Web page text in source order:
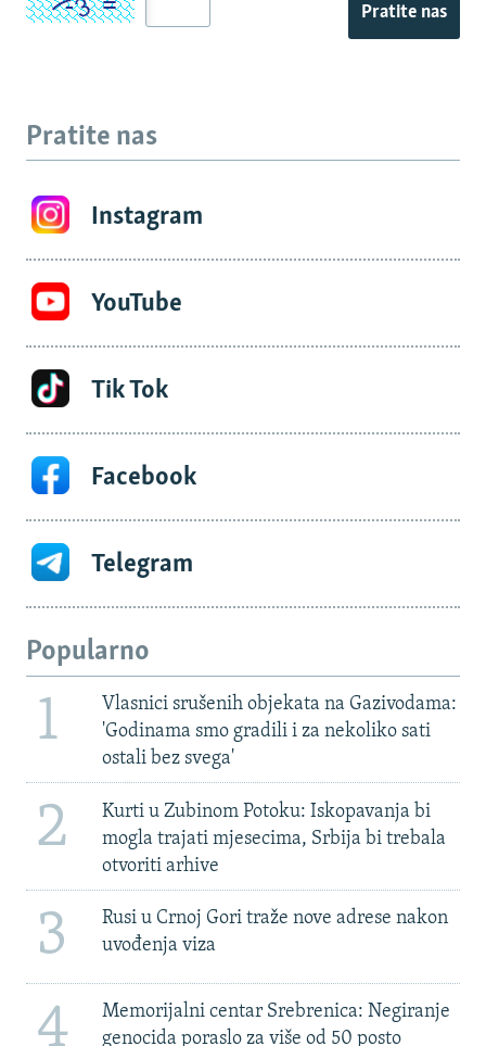
Pratite nas
Pratite nas
Instagram
YouTube
Tik Tok
Facebook
Telegram
Popularno
1
Vlasnici srušenih objekata na Gazivodama:
'Godinama smo gradili i za nekoliko sati
ostali bez svega'
2
Kurti u Zubinom Potoku: Iskopavanja bi
mogla trajati mjesecima, Srbija bi trebala
otvoriti arhive
3
Rusi u Crnoj Gori traže nove adrese nakon
uvođenja viza
4
Memorijalni centar Srebrenica: Negiranje
genocida poraslo za više od 50 posto